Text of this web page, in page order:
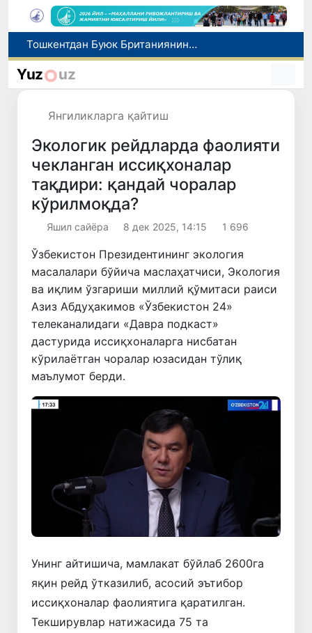
Экологик экспертиза энди экологик хавфларни олдиндан бошқариш тизимига айланади
Дам олиш кунлари Ўзбекистонда ҳаво 42 даражагача исийди
Yuz uz
Янгиликларга қайтиш
Экологик рейдларда фаолияти
чекланган иссиқхоналар
тақдири: қандай чоралар
кўрилмоқда?
Яшил сайёра 8 дек 2025, 14:15 1 696
Ўзбекистон Президентининг экология
масалалари бўйича маслаҳатчиси, Экология
ва иқлим ўзгариши миллий қўмитаси раиси
Азиз Абдуҳакимов «Ўзбекистон 24»
телеканалидаги «Давра подкаст»
дастурида иссиқхоналарга нисбатан
кўрилаётган чоралар юзасидан тўлиқ
маълумот берди.
Унинг айтишича, мамлакат бўйлаб 2600га
яқин рейд ўтказилиб, асосий эътибор
иссиқхоналар фаолиятига қаратилган.
Текширувлар натижасида 75 та